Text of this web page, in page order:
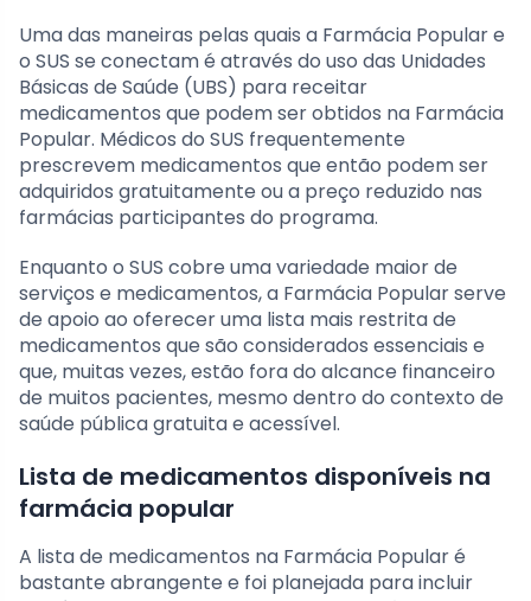
Uma das maneiras pelas quais a Farmácia Popular e
o SUS se conectam é através do uso das Unidades
Básicas de Saúde (UBS) para receitar
medicamentos que podem ser obtidos na Farmácia
Popular. Médicos do SUS frequentemente
prescrevem medicamentos que então podem ser
adquiridos gratuitamente ou a preço reduzido nas
farmácias participantes do programa.
Enquanto o SUS cobre uma variedade maior de
serviços e medicamentos, a Farmácia Popular serve
de apoio ao oferecer uma lista mais restrita de
medicamentos que são considerados essenciais e
que, muitas vezes, estão fora do alcance financeiro
de muitos pacientes, mesmo dentro do contexto de
saúde pública gratuita e acessível.
Lista de medicamentos disponíveis na
farmácia popular
A lista de medicamentos na Farmácia Popular é
bastante abrangente e foi planejada para incluir